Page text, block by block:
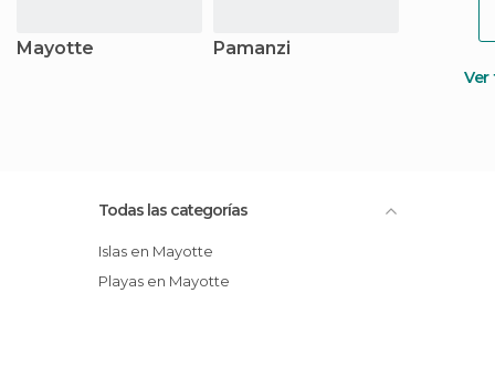
Mayotte Pamanzi
Todas las categorías
Islas en Mayotte
Playas en Mayotte